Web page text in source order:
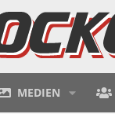
MEDIEN